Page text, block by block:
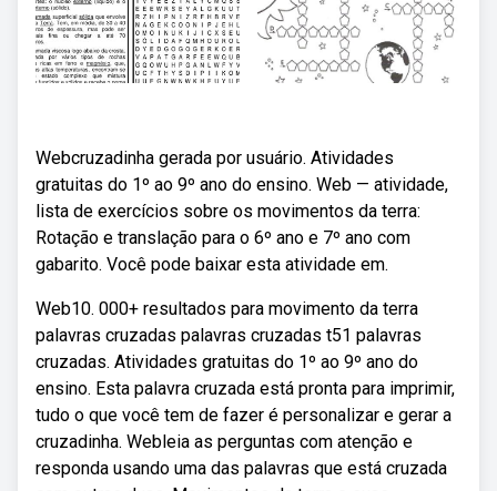
Webcruzadinha gerada por usuário. Atividades
gratuitas do 1º ao 9º ano do ensino. Web — atividade,
lista de exercícios sobre os movimentos da terra:
Rotação e translação para o 6º ano e 7º ano com
gabarito. Você pode baixar esta atividade em.
Web10. 000+ resultados para movimento da terra
palavras cruzadas palavras cruzadas t51 palavras
cruzadas. Atividades gratuitas do 1º ao 9º ano do
ensino. Esta palavra cruzada está pronta para imprimir,
tudo o que você tem de fazer é personalizar e gerar a
cruzadinha. Webleia as perguntas com atenção e
responda usando uma das palavras que está cruzada